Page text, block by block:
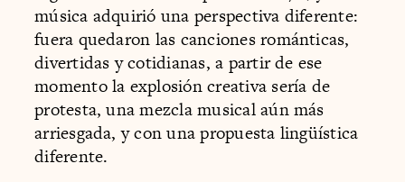
música adquirió una perspectiva diferente:
fuera quedaron las canciones románticas,
divertidas y cotidianas, a partir de ese
momento la explosión creativa sería de
protesta, una mezcla musical aún más
arriesgada, y con una propuesta lingüística
diferente.